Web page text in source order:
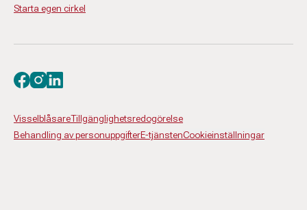
Starta egen cirkel
VisselblåsareTillgänglighetsredogörelse
Behandling av personuppgifterE-tjänstenCookieinställningar
Besök oss på facebook
Besök oss på instagram
Besök oss på linkedin